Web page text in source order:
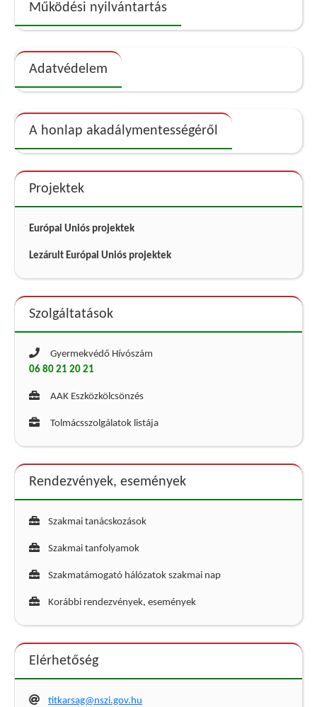
Működési nyilvántartás
Adatvédelem
A honlap akadálymentességéről
Projektek
Európai Uniós projektek
Lezárult Európai Uniós projektek
Szolgáltatások
Gyermekvédő Hívószám
06 80 21 20 21
AAK Eszközkölcsönzés
Tolmácsszolgálatok listája
Rendezvények, események
Szakmai tanácskozások
Szakmai tanfolyamok
Szakmatámogató hálózatok szakmai nap
Korábbi rendezvények, események
Elérhetőség
titkarsag@nszi.gov.hu